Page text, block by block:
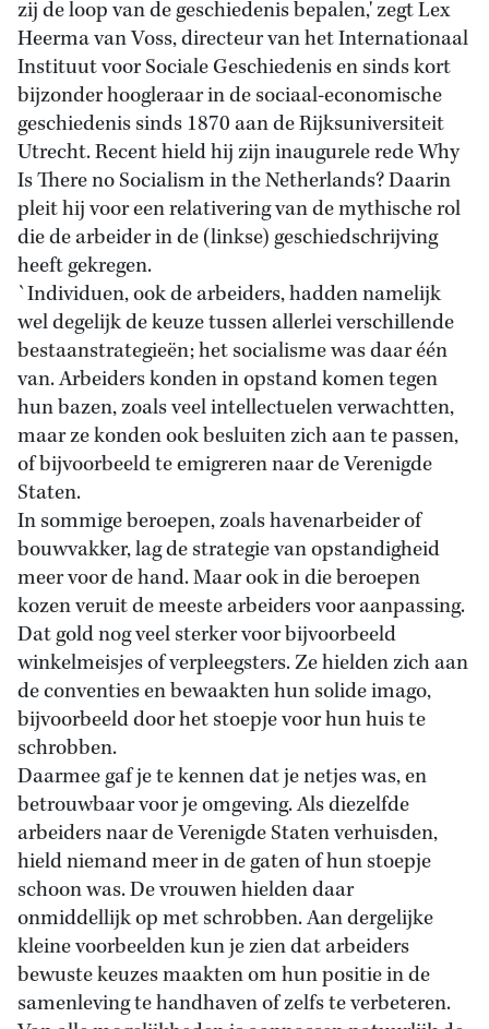
zij de loop van de geschiedenis bepalen,' zegt Lex
Heerma van Voss, directeur van het Internationaal
Instituut voor Sociale Geschiedenis en sinds kort
bijzonder hoogleraar in de sociaal-economische
geschiedenis sinds 1870 aan de Rijksuniversiteit
Utrecht. Recent hield hij zijn inaugurele rede Why
Is There no Socialism in the Netherlands? Daarin
pleit hij voor een relativering van de mythische rol
die de arbeider in de (linkse) geschiedschrijving
heeft gekregen.
`Individuen, ook de arbeiders, hadden namelijk
wel degelijk de keuze tussen allerlei verschillende
bestaanstrategieën; het socialisme was daar één
van. Arbeiders konden in opstand komen tegen
hun bazen, zoals veel intellectuelen verwachtten,
maar ze konden ook besluiten zich aan te passen,
of bijvoorbeeld te emigreren naar de Verenigde
Staten.
In sommige beroepen, zoals havenarbeider of
bouwvakker, lag de strategie van opstandigheid
meer voor de hand. Maar ook in die beroepen
kozen veruit de meeste arbeiders voor aanpassing.
Dat gold nog veel sterker voor bijvoorbeeld
winkelmeisjes of verpleegsters. Ze hielden zich aan
de conventies en bewaakten hun solide imago,
bijvoorbeeld door het stoepje voor hun huis te
schrobben.
Daarmee gaf je te kennen dat je netjes was, en
betrouwbaar voor je omgeving. Als diezelfde
arbeiders naar de Verenigde Staten verhuisden,
hield niemand meer in de gaten of hun stoepje
schoon was. De vrouwen hielden daar
onmiddellijk op met schrobben. Aan dergelijke
kleine voorbeelden kun je zien dat arbeiders
bewuste keuzes maakten om hun positie in de
samenleving te handhaven of zelfs te verbeteren.